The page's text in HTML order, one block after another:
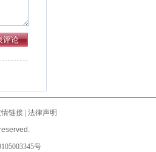
链接 法律声明
号